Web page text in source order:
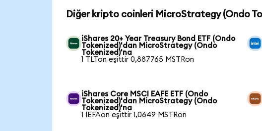
Diğer kripto coinleri MicroStrategy (Ondo
iShares 20+ Year Treasury Bond ETF (Ondo
Tokenized)'dan MicroStrategy (Ondo
Tokenized)'na
1 TLTon eşittir 0,887765 MSTRon
iShares Core MSCI EAFE ETF (Ondo
Tokenized)'dan MicroStrategy (Ondo
Tokenized)'na
1 IEFAon eşittir 1,0649 MSTRon